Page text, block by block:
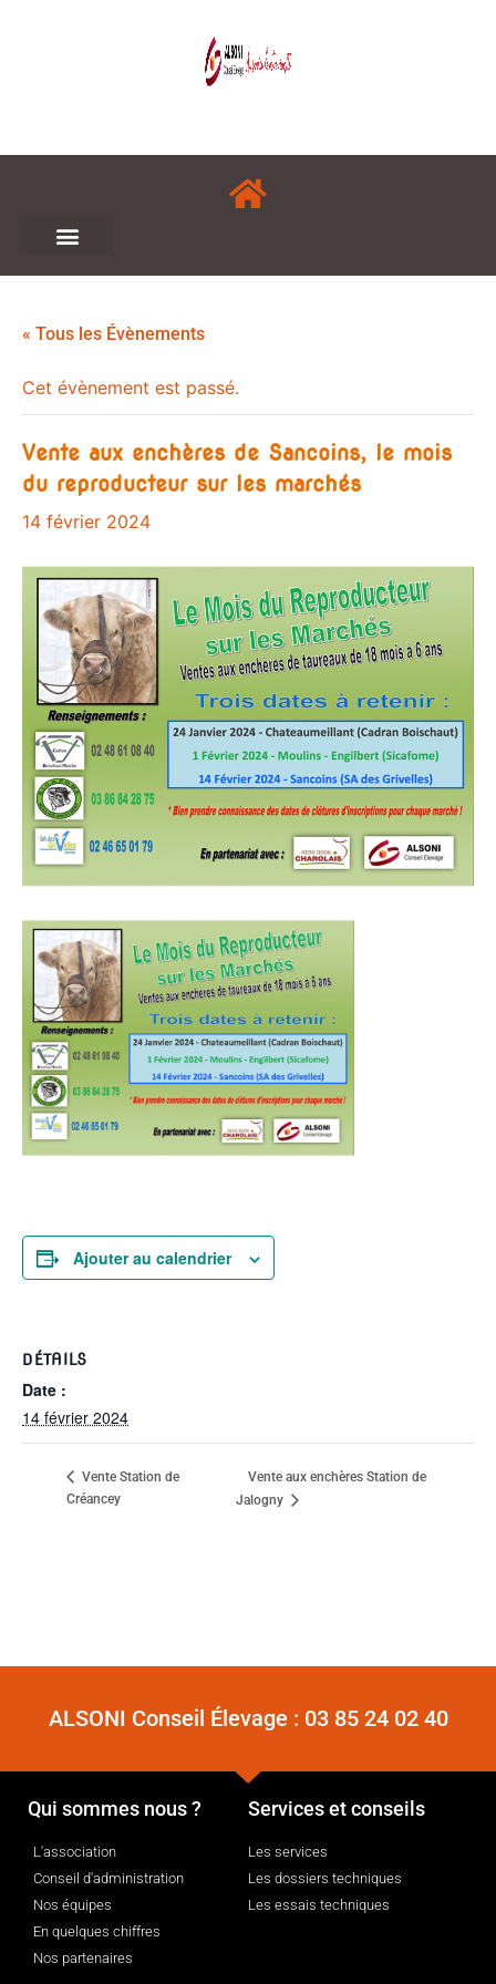
« Tous les Évènements
Cet évènement est passé.
Vente aux enchères de Sancoins, le mois
du reproducteur sur les marchés
14 février 2024
Ajouter au calendrier
DÉTAILS
Date :
14 février 2024
Vente Station de
Créancey
Vente aux enchères Station de
Jalogny
ALSONI Conseil Élevage : 03 85 24 02 40
Qui sommes nous ?
L'association
Conseil d'administration
Nos équipes
En quelques chiffres
Nos partenaires
Services et conseils
Les services
Les dossiers techniques
Les essais techniques